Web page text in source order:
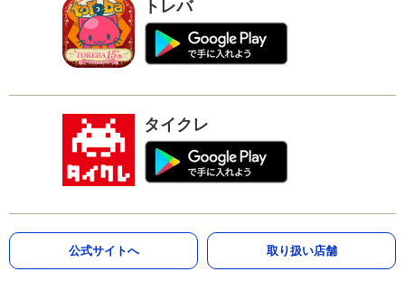
トレバ
タイクレ
公式サイトへ 取り扱い店舗